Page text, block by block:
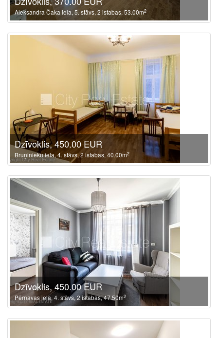
Aleksandra Čaka iela, 5. stāvs, 2 istabas, 53.00m2
Dzīvoklis, 450.00 EUR
Bruņinieku iela, 4. stāvs, 2 istabas, 40.00m2
Dzīvoklis, 450.00 EUR
Pērnavas iela, 4. stāvs, 2 istabas, 47.50m2